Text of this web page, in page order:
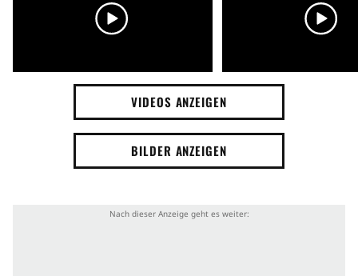
VIDEOS ANZEIGEN
BILDER ANZEIGEN